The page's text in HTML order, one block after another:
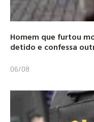
Homem que furtou
detido e confessa
06/08